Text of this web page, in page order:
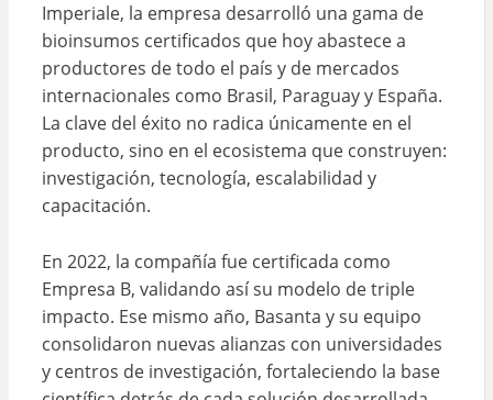
Imperiale, la empresa desarrolló una gama de
bioinsumos certificados que hoy abastece a
productores de todo el país y de mercados
internacionales como Brasil, Paraguay y España.
La clave del éxito no radica únicamente en el
producto, sino en el ecosistema que construyen:
investigación, tecnología, escalabilidad y
capacitación.
En 2022, la compañía fue certificada como
Empresa B, validando así su modelo de triple
impacto. Ese mismo año, Basanta y su equipo
consolidaron nuevas alianzas con universidades
y centros de investigación, fortaleciendo la base